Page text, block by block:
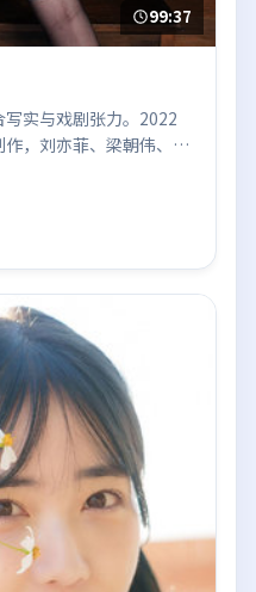
99:37
实与戏剧张力。2022
，刘亦菲、梁朝伟、白
影像风格统一，配乐与